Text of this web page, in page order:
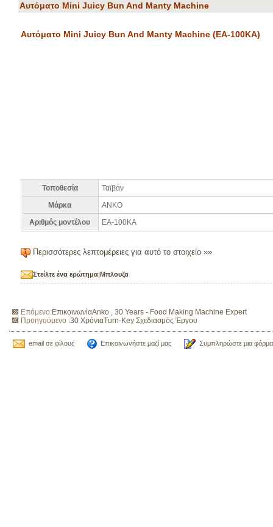
Αυτόματο Mini Juicy Bun And Manty Machine
Αυτόματο Mini Juicy Bun And Manty Machine (EA-100KA)
Τοποθεσία
Ταϊβάν
Μάρκα
ANKO
Αριθμός μοντέλου
ΕΑ-100ΚΑ
Περισσότερες λεπτομέρειες για αυτό το στοιχείο »»
Στείλτε ένα ερώτημα|Μπλουζα
Επόμενο:ΕπικοινωνίαAnko , 30 Years - Food Making Machine Expert
Προηγούμενο :30 ΧρόνιαTurn-Key Σχεδιασμός Έργου
email σε φίλους Επικοινωνήστε μαζί μας Συμπληρώστε μια